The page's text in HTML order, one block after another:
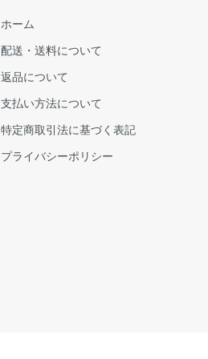
ホーム
配送・送料について
返品について
支払い方法について
特定商取引法に基づく表記
プライバシーポリシー